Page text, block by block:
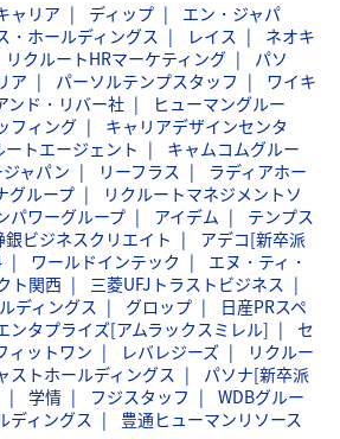
ャリア ディップ
エン・ジャパ
・ホールディングス レイス
ネオキ
リクルートHRマーケティング
パソ
ア パーソルテンプスタッフ
ワイキ
ンド・リバー社
ヒューマングルー
フィング
キャリアデザインセンタ
ートエージェント
キャムコムグルー
ャパン リーフラス
ラディアホー
グループ
リクルートマネジメントソ
パワーグループ アイデム
テンプス
銀ビジネスクリエイト
アデコ[新卒派
ワールドインテック
エヌ・ティ・
ト関西
三菱UFJトラストビジネス
ディングス
グロップ
日産PRスペ
ンタプライズ[アムラックスミレル]
セ
ィットワン レバレジーズ
リクルー
ストホールディングス
パソナ[新卒派
学情 フジスタッフ
WDBグルー
ディングス 豊通ヒューマンリソース